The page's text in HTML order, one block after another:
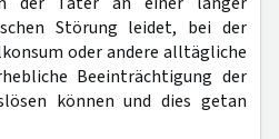
Störung leidet, bei der
oder andere alltägliche
Beeinträchtigung der
können und dies getan